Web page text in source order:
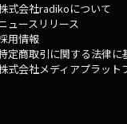
式会社radikoについて
ュースリリース
用情報
定商取引に関する法律に
式会社メディアプラット